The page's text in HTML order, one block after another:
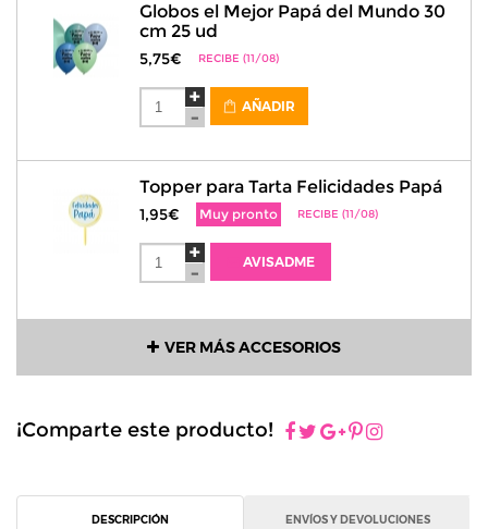
Globos el Mejor Papá del Mundo 30
cm 25 ud
5,75€ RECIBE (11/08)
AÑADIR
Topper para Tarta Felicidades Papá
1,95€ Muy pronto RECIBE (11/08)
AVISADME
VER MÁS ACCESORIOS
¡Comparte este producto!
DESCRIPCIÓN ENVÍOS Y DEVOLUCIONES